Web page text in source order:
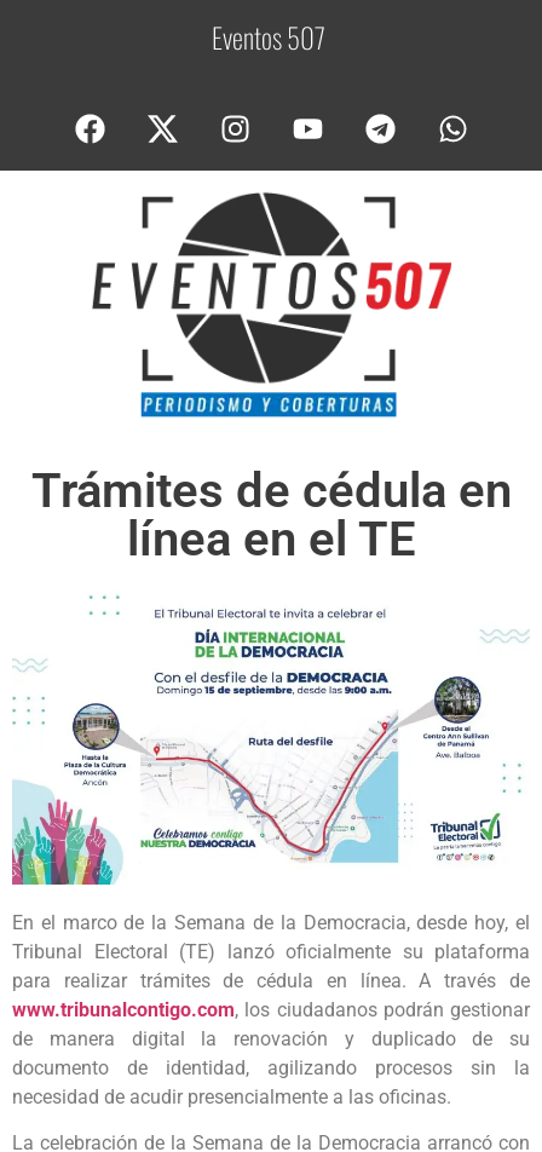
Eventos 507C
Trámites de cédula en
línea en el TE
En el marco de la Semana de la Democracia, desde hoy, el
Tribunal Electoral (TE) lanzó oficialmente su plataforma
para realizar trámites de cédula en línea. A través de
www.tribunalcontigo.com, los ciudadanos podrán gestionar
de manera digital la renovación y duplicado de su
documento de identidad, agilizando procesos sin la
necesidad de acudir presencialmente a las oficinas.
La celebración de la Semana de la Democracia arrancó con